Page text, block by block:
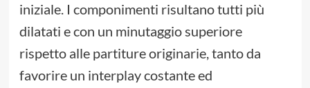
iniziale. I componimenti risultano tutti più
dilatati e con un minutaggio superiore
rispetto alle partiture originarie, tanto da
favorire un interplay costante ed